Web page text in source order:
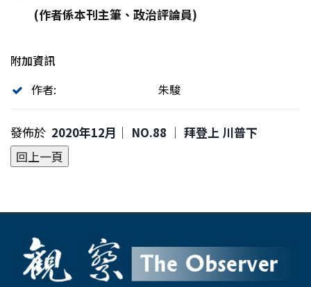
(作者係本刊主筆、政治評論員)
附加資訊
作者:
朱駿
發佈於 2020年12月｜ NO.88 │ 拜登上 川普下